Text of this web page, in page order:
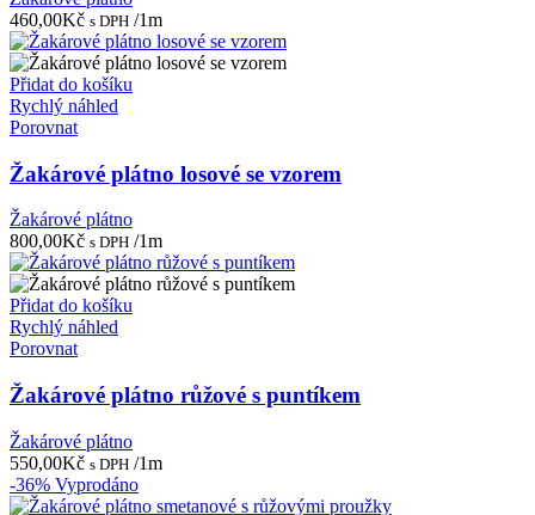
460,00Kč s DPH /1m
Přidat do košíku
Rychlý náhled
Porovnat
Žakárové plátno losové se vzorem
Žakárové plátno
800,00Kč s DPH /1m
Přidat do košíku
Rychlý náhled
Porovnat
Žakárové plátno růžové s puntíkem
Žakárové plátno
550,00Kč s DPH /1m
-36% Vyprodáno